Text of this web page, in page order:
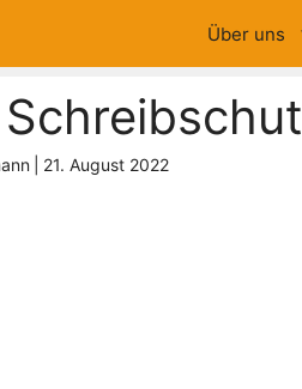
Über uns
21. August 2022